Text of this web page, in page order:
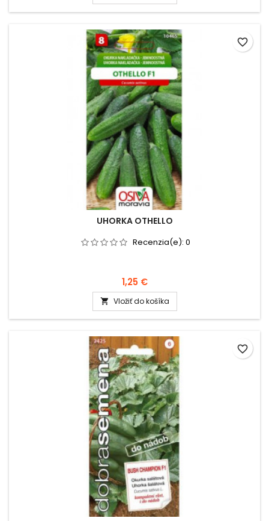
UHORKA OTHELLO
Recenzia(e): 0
1,25 €
 Vložiť do košíka
favorite_border
favorite_border